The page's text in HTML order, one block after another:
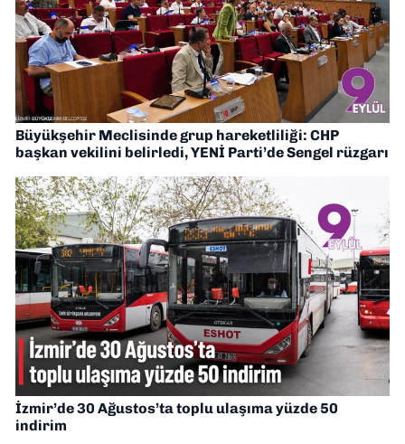
Büyükşehir Meclisinde grup hareketliliği: CHP
başkan vekilini belirledi, YENİ Parti’de Sengel rüzgarı
İzmir’de 30 Ağustos’ta toplu ulaşıma yüzde 50
indirim